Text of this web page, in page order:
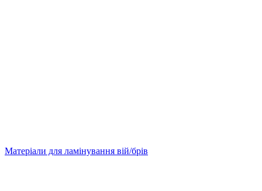
Матеріали для ламінування вій/брів